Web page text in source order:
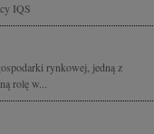
IQS
rynkowej, jedną z
rolę w...